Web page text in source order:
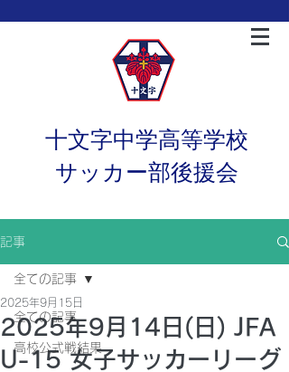
十文字中学高等学校
サッカー部後援会
記事
全ての記事
高校公式戦結果
全ての記事
2025年9月14日(日) JFA
U-15 女子サッカーリーグ
2025年9月15日